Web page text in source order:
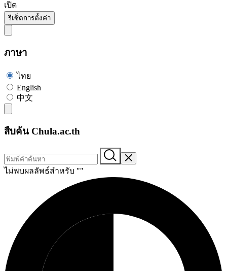
เปิด
รีเซ็ตการตั้งค่า
ภาษา
ไทย
English
中文
สืบค้น Chula.ac.th
ไม่พบผลลัพธ์สำหรับ ""